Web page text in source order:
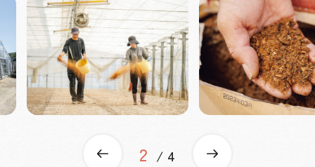
2 4
Previous